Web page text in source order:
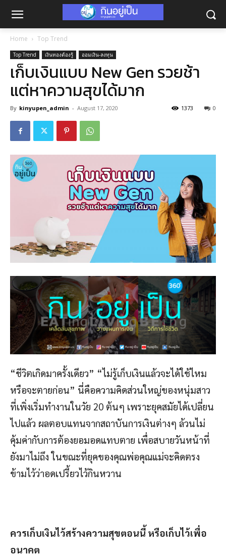
Home Top Trend
Top Trend เงินทองต้องรู้ ออมเงิน-ลงทุน
เก็บเงินแบบ New Gen รวยช้า
แต่หาความสุขได้มาก
By kinyupen_admin - August 17, 2020 0
1373
“ชีวิตเกิดมาครั้งเดียว” “ไม่รู้เก็บเงินแล้วจะได้ใช้ไหม
หรือจะตายก่อน” นี่คือความคิดส่วนใหญ่ของหนุ่มสาว
ที่เพิ่งเริ่มทำงานในวัย 20 ต้นๆ เพราะยุคสมัยได้เปลี่ยน
ไปแล้ว ผลตอบแทนจากสถาบันการเงินต่างๆ ล้วนไม่
คุ้มค่ากับการต้องยอมอดแทบตาย เพื่อสบายวันหน้าที่
ยังมาไม่ถึง ในขณะที่ยุคของคุณพ่อคุณแม่จะคิดตรง
ข้ามไว้ว่าอดเปรี้ยวไว้กินหวาน
ควรเก็บเงินไว้สร้างความสุขตอนนี้ หรือเก็บไว้เพื่อ
อนาคต